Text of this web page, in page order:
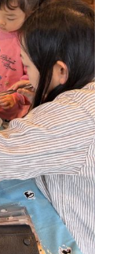
にログが建ってい
👌また機会があれ
BESS岐阜
フ
木の家ライフ